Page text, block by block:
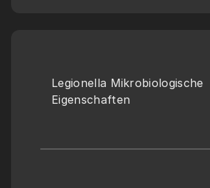
Legionella Mikrobiologische
Eigenschaften